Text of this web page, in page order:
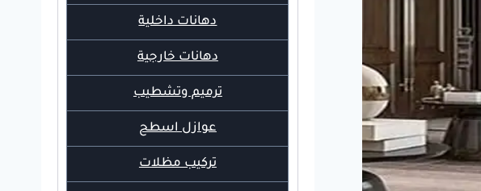
دهانات داخلية
دهانات خارجية
ترميم وتشطيب
عوازل اسطح
تركيب مظلات